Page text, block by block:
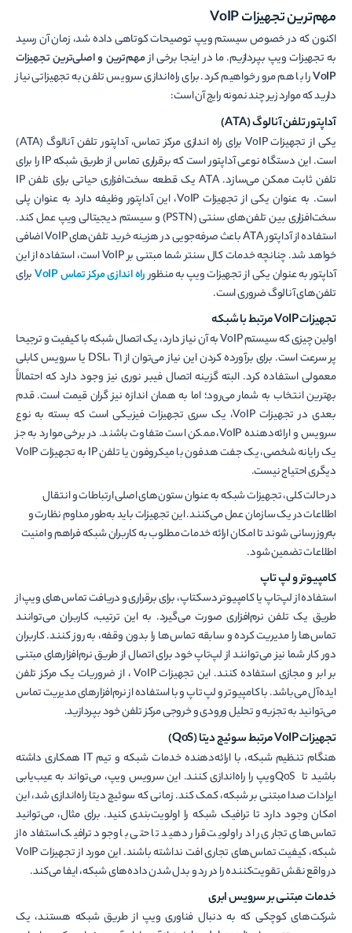
مهم‌ترین تجهیزات VoIP
اکنون که در خصوص سیستم ویپ توصیحات کوتاهی داده شد، زمان آن رسید
به تجهیزات ویپ بپردازیم. ما در اینجا برخی ازمهم‌ترین و اصلی‌ترین تجهیزات
VoIPرا با هم مرور خواهیم کرد. برای راه‌اندازی سرویس تلفن به تجهیزاتی نیاز
دارید که موارد زیر چند نمونه رایج آن است:
آداپتور تلفن آنالوگ(ATA)
یکی از تجهیزات VoIP برای راه اندازی مرکز تماس، آداپتور تلفن آنالوگ (ATA)
است. این دستگاه نوعی آداپتور است که برقراری تماس از طریق شبکه IP را برای
تلفن ثابت ممکن می‌سازد. ATA یک قطعه سخت‌افزاری حیاتی برای تلفن IP
است. به عنوان یکی از تجهیزات VoIP، این آداپتور وظیفه دارد به عنوان پلی
سخت‌افزاری بین تلفن‌های سنتی (PSTN) و سیستم دیجیتالی ویپ عمل کند.
استفاده از آداپتور ATA باعث صرفه‌جویی در هزینه خرید تلفن‌های VoIP اضافی
خواهد شد. چنانچه خدمات کال سنتر شما مبتنی بر VoIP است، استفاده از این
آداپتور به عنوان یکی از تجهیزات ویپ به منظورراه اندازی مرکز تماس VoIP
برای
تلفن‌های آنالوگ ضروری است.
تجهیزاتVoIPمرتبط با شبکه
اولین چیزی که سیستم VoIP به آن نیاز دارد، یک اتصال شبکه با کیفیت و ترجیحا
پر سرعت است. برای برآورده کردن این نیاز می‌توان از DSL، T1 یا سرویس کابلی
معمولی استفاده کرد. البته گزینه اتصال فیبر نوری نیز وجود دارد که احتمالاً
بهترین انتخاب به شمار می‌رود؛ اما به همان اندازه نیز گران قیمت است. قدم
بعدی در تجهیزات VoIP، یک سری تجهیزات فیزیکی است که بسته به نوع
سرویس و ارائه‌دهنده VoIP، ممکن است متفاوت باشند. در برخی موارد به جز
یک رایانه شخصی، یک جفت هدفون با میکروفون یا تلفن IP به تجهیزات VoIP
دیگری احتیاج نیست.
در حالت کلی، تجهیزات شبکه به عنوان ستون‌های اصلی ارتباطات و انتقال
اطلاعات در یک سازمان عمل می‌کنند. این تجهیزات باید به‌طور مداوم نظارت و
به‌روزرسانی شوند تا امکان ارائه خدمات مطلوب به کاربران شبکه فراهم و امنیت
اطلاعات تضمین شود.
کامپیوتر و لپ تاپ
استفاده از لپ‌تاپ یا کامپیوتر دسکتاپ، برای برقراری و دریافت تماس‌های ویپ از
طریق یک تلفن نرم‌افزاری صورت می‌گیرد. به این ترتیب، کاربران می‌توانند
تماس‌ها را مدیریت کرده و سابقه تماس‌ها را بدون وقفه، به روز کنند. کاربران
دور کار شما نیز می‌توانند از لپ‌تاپ خود برای اتصال از طریق نرم‌افزار‌های مبتنی
بر ابر و مجازی استفاده کنند. این تجهیزات VoIP ، از ضروریات یک مرکز تلفن
ایده‌آل می‌باشد. با کامپیوتر و لپ تاپ و با استفاده از نرم‌افزار‌های مدیریت تماس
می‌توانید به تجزیه و تحلیل ورودی و خروجی مرکز تلفن خود بپردازید.
تجهیزاتVoIPمرتبط سوئیچ دیتا(QoS)
هنگام تنظیم شبکه، با ارائه‌دهنده خدمات شبکه و تیم IT همکاری داشته
باشید تا QoSویپ را راه‌اندازی کنند. این سرویس ویپ، می‌تواند به عیب‌یابی
ایرادات صدا مبتنی بر شبکه، کمک کند. زمانی که سوئیچ دیتا راه‌اندازی شد، این
امکان وجود دارد تا ترافیک شبکه را اولویت‌بندی کنید. برای مثال، می‌توانید
تماس‌های تجاری را در اولویت قرار دهید تا حتی با وجود ترافیک استفاده از
شبکه، کیفیت تماس‌های تجاری افت نداشته باشند. این مورد از تجهیزات VoIP
در واقع نقش تقویت‌کننده را در رد و بدل شدن داده‌های شبکه، ایفا می‌کند.
خدمات مبتنی بر سرویس ابری
شرکت‌های کوچکی که به دنبال فناوری ویپ از طریق شبکه هستند، یک